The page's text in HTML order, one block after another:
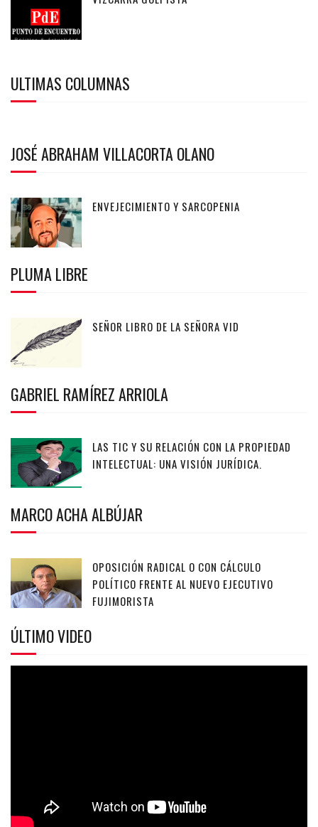
ULTIMAS COLUMNAS
JOSÉ ABRAHAM VILLACORTA OLANO
ENVEJECIMIENTO Y SARCOPENIA
PLUMA LIBRE
SEÑOR LIBRO DE LA SEÑORA VID
GABRIEL RAMÍREZ ARRIOLA
LAS TIC Y SU RELACIÓN CON LA PROPIEDAD
INTELECTUAL: UNA VISIÓN JURÍDICA.
MARCO ACHA ALBÚJAR
OPOSICIÓN RADICAL O CON CÁLCULO
POLÍTICO FRENTE AL NUEVO EJECUTIVO
FUJIMORISTA
ÚLTIMO VIDEO